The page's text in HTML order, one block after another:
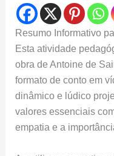
Resumo Informativo
Esta atividade
obra de Antoine de
formato de conto em
dinâmico e lúdico
valores essenciais
empatia e a